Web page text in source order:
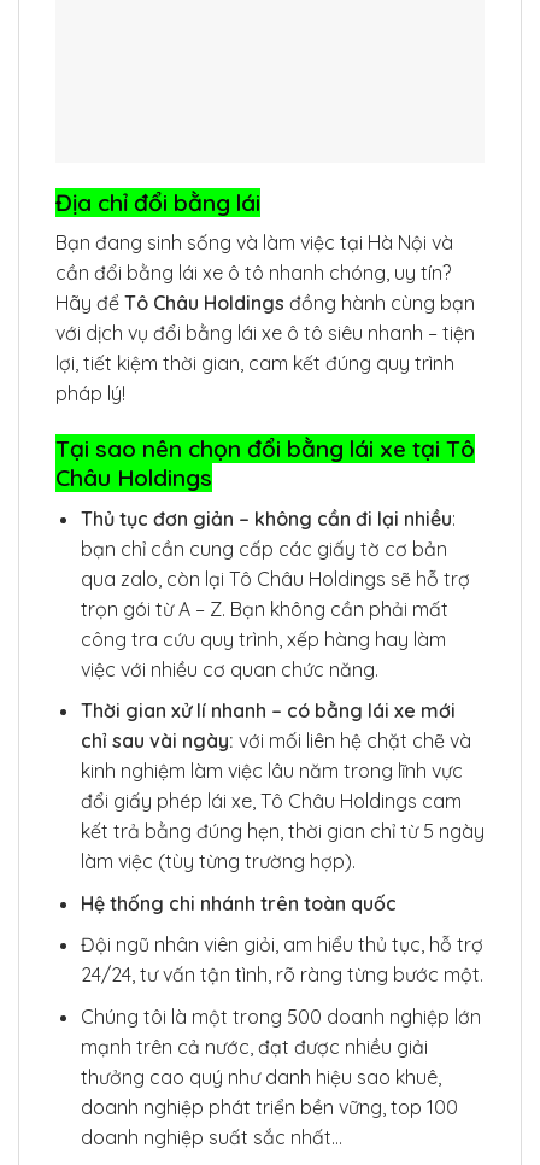
Địa chỉ đổi bằng lái
Bạn đang sinh sống và làm việc tại Hà Nội và
cần đổi bằng lái xe ô tô nhanh chóng, uy tín?
Hãy để Tô Châu Holdings đồng hành cùng bạn
với dịch vụ đổi bằng lái xe ô tô siêu nhanh – tiện
lợi, tiết kiệm thời gian, cam kết đúng quy trình
pháp lý!
Tại sao nên chọn đổi bằng lái xe tại Tô
Châu Holdings
Thủ tục đơn giản – không cần đi lại nhiều:
bạn chỉ cần cung cấp các giấy tờ cơ bản
qua zalo, còn lại Tô Châu Holdings sẽ hỗ trợ
trọn gói từ A – Z. Bạn không cần phải mất
công tra cứu quy trình, xếp hàng hay làm
việc với nhiều cơ quan chức năng.
Thời gian xử lí nhanh – có bằng lái xe mới
chỉ sau vài ngày: với mối liên hệ chặt chẽ và
kinh nghiệm làm việc lâu năm trong lĩnh vực
đổi giấy phép lái xe, Tô Châu Holdings cam
kết trả bằng đúng hẹn, thời gian chỉ từ 5 ngày
làm việc (tùy từng trường hợp).
Hệ thống chi nhánh trên toàn quốc
Đội ngũ nhân viên giỏi, am hiểu thủ tục, hỗ trợ
24/24, tư vấn tận tình, rõ ràng từng bước một.
Chúng tôi là một trong 500 doanh nghiệp lớn
mạnh trên cả nước, đạt được nhiều giải
thưởng cao quý như danh hiệu sao khuê,
doanh nghiệp phát triển bền vững, top 100
doanh nghiệp suất sắc nhất…